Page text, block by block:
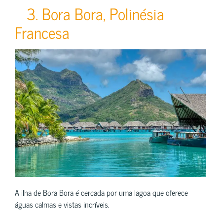
3. Bora Bora, Polinésia
Francesa
A ilha de Bora Bora é cercada por uma lagoa que oferece
águas calmas e vistas incríveis.